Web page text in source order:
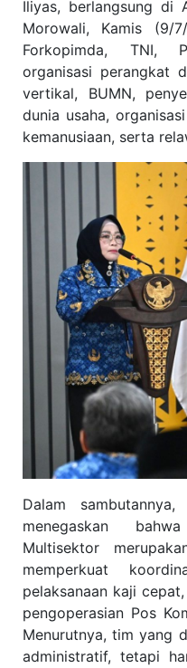
Iliyas, berlangsung di
Morowali, Kamis (9/
Forkopimda, TNI,
organisasi perangkat
vertikal, BUMN,
dunia usaha,
kemanusiaan, serta
Dalam
menegaskan
Multisektor
memperkuat
pelaksanaan kaji
pengoperasian Pos
Menurutnya, tim yang
administratif, tetapi